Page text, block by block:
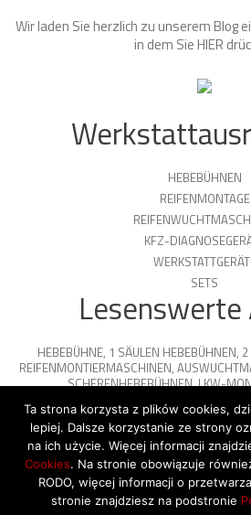
Wir laden Sie herzlich zu unserem Blog
in dem SieHIER
HEBEBÜHNEN
REIFENMONTAGE
KFZ-
SETS
HEBEBÜHNE, 1 SÄULEN HEBEBÜHNEN,
REIFENMONTIERMASCHINEN,
SCHERENHEBEBÜHNEN,LKW-
PARKPLATTFORMEN
© 2026 Copyright by
reserved
Regulamin
Ta strona korzysta z plików cookies,
lepiej. Dalsze korzystanie ze strony
na ich użycie. Więcej informacji
Cookies. Na stronie obowiązuje
RODO, więcej informacji o
stronie znajdziesz na podstronie